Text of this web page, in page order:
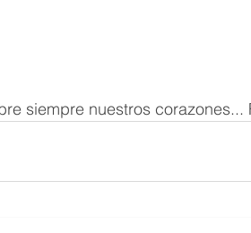
siempre nuestros corazones...